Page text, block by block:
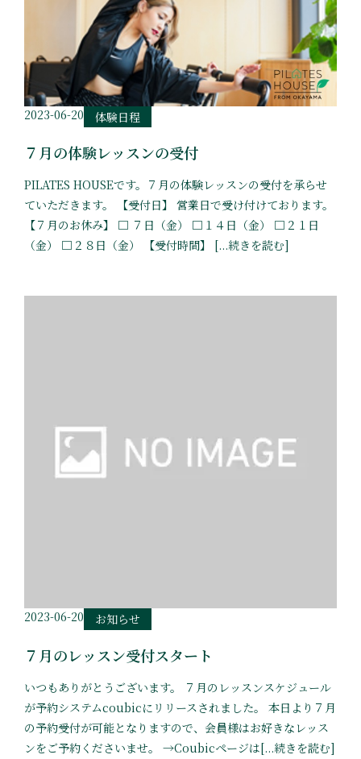
2023-06-20 体験日程
７月の体験レッスンの受付
PILATES HOUSEです。７月の体験レッスンの受付を承らせ
ていただきます。 【受付日】 営業日で受け付けております。
【７月のお休み】 □ ７日（金） □１４日（金） □２１日
（金） □２８日（金） 【受付時間】 [...続きを読む]
2023-06-20 お知らせ
７月のレッスン受付スタート
いつもありがとうございます。 ７月のレッスンスケジュール
が予約システムcoubicにリリースされました。 本日より７月
の予約受付が可能となりますので、会員様はお好きなレッス
ンをご予約くださいませ。 →Coubicページは[...続きを読む]